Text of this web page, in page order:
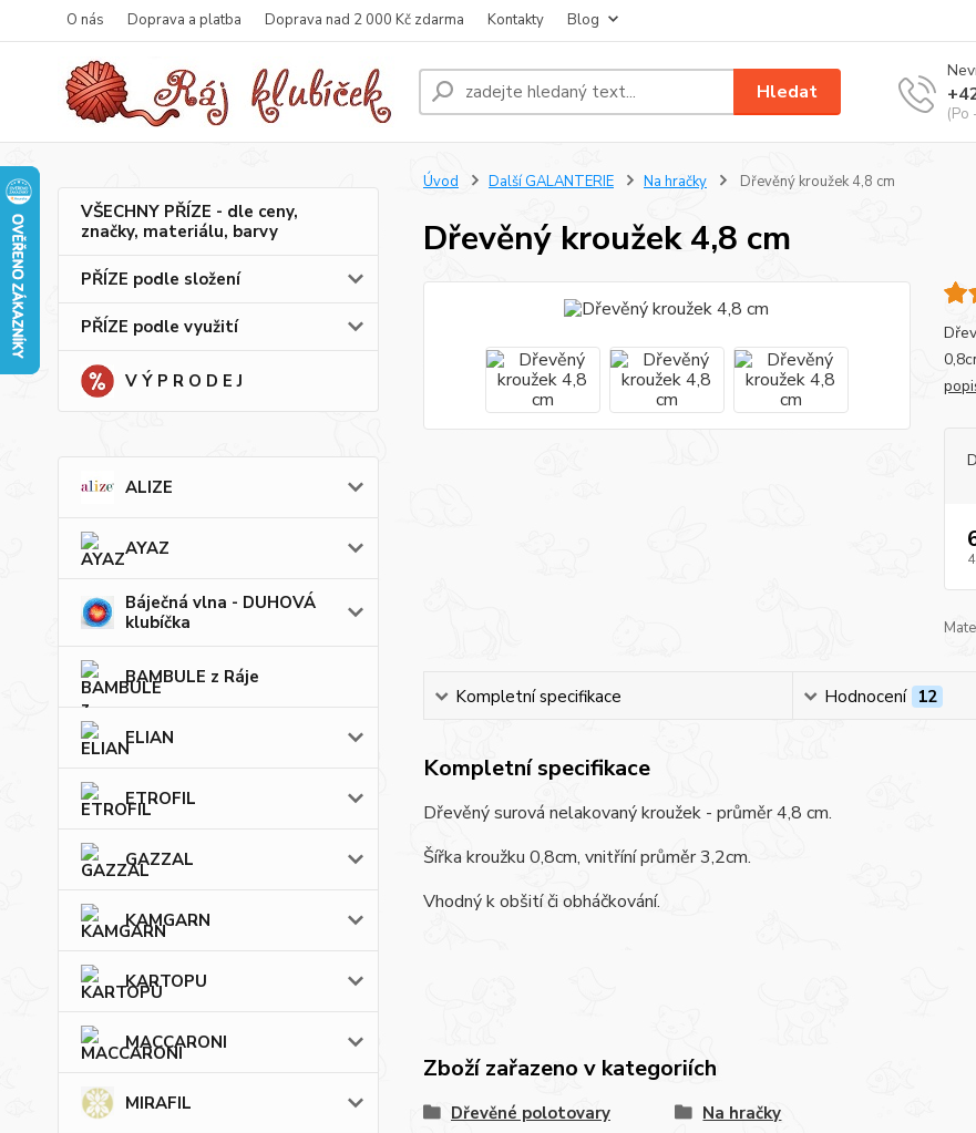
O nás Doprava a platba Doprava nad 2 000 Kč zdarma Kontakty Blog
Hledat
(Po
VŠECHNY PŘÍZE - dle ceny,
značky, materiálu, barvy
PŘÍZE podle složení
PŘÍZE podle využití
V Ý P R O D E J
ALIZE
AYAZ
Báječná vlna - DUHOVÁ
klubíčka
BAMBULE z Ráje
ELIAN
ETROFIL
GAZZAL
KAMGARN
KARTOPU
MACCARONI
MIRAFIL
Úvod Další GALANTERIE Na hračky Dřevěný kroužek 4,8 cm
Dřevěný kroužek 4,8 cm
Kompletní specifikace Hodnocení 12
Kompletní specifikace
Dřevěný surová nelakovaný kroužek - průměr 4,8 cm.
Šířka kroužku 0,8cm, vnitříní průměr 3,2cm.
Vhodný k obšití či obháčkování.
Zboží zařazeno v kategoriích
Dřevěné polotovary Na hračky